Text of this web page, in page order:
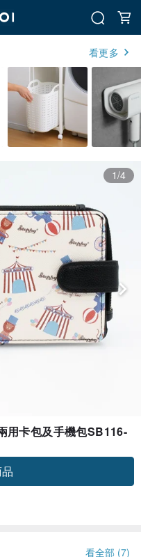
看更多
1/4
用卡包及手機包SB116-
看全部 (7)